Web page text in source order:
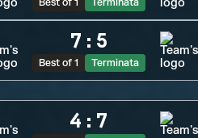
7 : 5
Best of 1 Terminata
4 : 7